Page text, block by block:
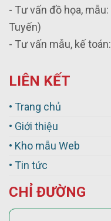
- Tư vấn đồ họa, mẫu:
Tuyến)
- Tư vấn mẫu, kế toán:
LIÊN KẾT
• Trang chủ
• Giới thiệu
• Kho mẫu Web
• Tin tức
CHỈ ĐƯỜNG